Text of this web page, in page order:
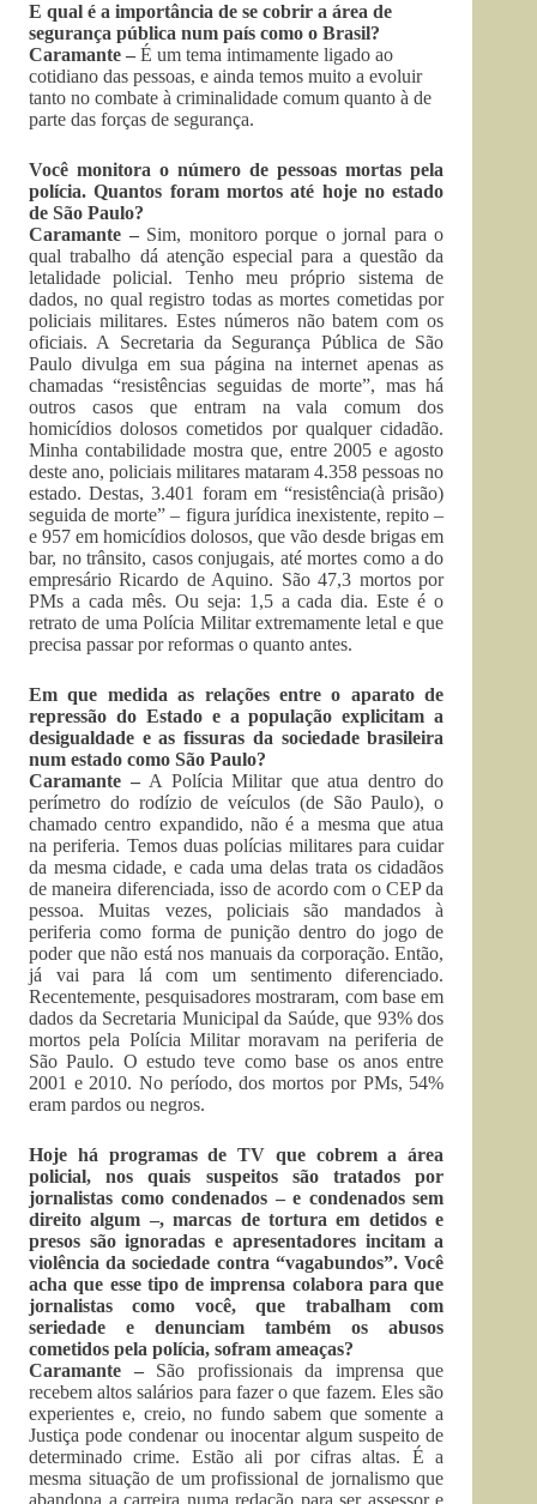
E qual é a importância de se cobrir a área de
segurança pública num país como o Brasil?
Caramante – É um tema intimamente ligado ao
cotidiano das pessoas, e ainda temos muito a evoluir
tanto no combate à criminalidade comum quanto à de
parte das forças de segurança.
Você monitora o número de pessoas mortas pela
polícia. Quantos foram mortos até hoje no estado
de São Paulo?
Caramante – Sim, monitoro porque o jornal para o
qual trabalho dá atenção especial para a questão da
letalidade policial. Tenho meu próprio sistema de
dados, no qual registro todas as mortes cometidas por
policiais militares. Estes números não batem com os
oficiais. A Secretaria da Segurança Pública de São
Paulo divulga em sua página na internet apenas as
chamadas “resistências seguidas de morte”, mas há
outros casos que entram na vala comum dos
homicídios dolosos cometidos por qualquer cidadão.
Minha contabilidade mostra que, entre 2005 e agosto
deste ano, policiais militares mataram 4.358 pessoas no
estado. Destas, 3.401 foram em “resistência(à prisão)
seguida de morte” – figura jurídica inexistente, repito –
e 957 em homicídios dolosos, que vão desde brigas em
bar, no trânsito, casos conjugais, até mortes como a do
empresário Ricardo de Aquino. São 47,3 mortos por
PMs a cada mês. Ou seja: 1,5 a cada dia. Este é o
retrato de uma Polícia Militar extremamente letal e que
precisa passar por reformas o quanto antes.
Em que medida as relações entre o aparato de
repressão do Estado e a população explicitam a
desigualdade e as fissuras da sociedade brasileira
num estado como São Paulo?
Caramante –A Polícia Militar que atua dentro do
perímetro do rodízio de veículos (de São Paulo), o
chamado centro expandido, não é a mesma que atua
na periferia. Temos duas polícias militares para cuidar
da mesma cidade, e cada uma delas trata os cidadãos
de maneira diferenciada, isso de acordo com o CEP da
pessoa. Muitas vezes, policiais são mandados à
periferia como forma de punição dentro do jogo de
poder que não está nos manuais da corporação. Então,
já vai para lá com um sentimento diferenciado.
Recentemente, pesquisadores mostraram, com base em
dados da Secretaria Municipal da Saúde, que 93% dos
mortos pela Polícia Militar moravam na periferia de
São Paulo. O estudo teve como base os anos entre
2001 e 2010. No período, dos mortos por PMs, 54%
eram pardos ou negros.
Hoje há programas de TV que cobrem a área
policial, nos quais suspeitos são tratados por
jornalistas como condenados – e condenados sem
direito algum –, marcas de tortura em detidos e
presos são ignoradas e apresentadores incitam a
violência da sociedade contra “vagabundos”. Você
acha que esse tipo de imprensa colabora para que
jornalistas como você, que trabalham com
seriedade e denunciam também os abusos
cometidos pela polícia, sofram ameaças?
Caramante –São profissionais da imprensa que
recebem altos salários para fazer o que fazem. Eles são
experientes e, creio, no fundo sabem que somente a
Justiça pode condenar ou inocentar algum suspeito de
determinado crime. Estão ali por cifras altas. É a
mesma situação de um profissional de jornalismo que
abandona a carreira numa redação para ser assessor e